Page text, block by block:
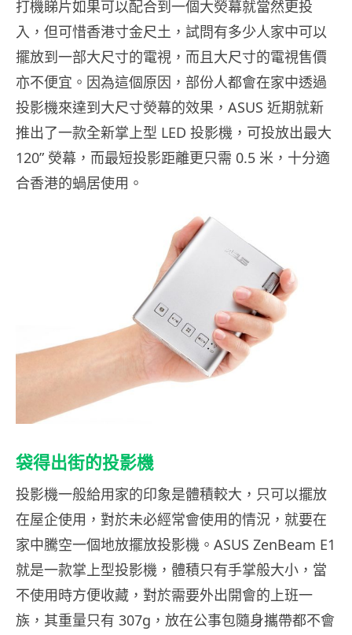
打機睇片如果可以配合到一個大熒幕就當然更投
入，但可惜香港寸金尺土，試問有多少人家中可以
擺放到一部大尺寸的電視，而且大尺寸的電視售價
亦不便宜。因為這個原因，部份人都會在家中透過
投影機來達到大尺寸熒幕的效果，ASUS 近期就新
推出了一款全新掌上型 LED 投影機，可投放出最大
120” 熒幕，而最短投影距離更只需 0.5 米，十分適
合香港的蝸居使用。
袋得出街的投影機
投影機一般給用家的印象是體積較大，只可以擺放
在屋企使用，對於未必經常會使用的情況，就要在
家中騰空一個地放擺放投影機。ASUS ZenBeam E1
就是一款掌上型投影機，體積只有手掌般大小，當
不使用時方便收藏，對於需要外出開會的上班一
族，其重量只有 307g，放在公事包隨身攜帶都不會